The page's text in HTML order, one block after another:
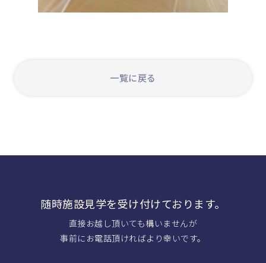
一覧に戻る
随時施設見学を受け付けております。
直接お越し頂いても構いませんが
事前にお電話頂ければより幸いです。